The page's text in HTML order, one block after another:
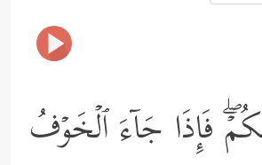
فَإِذَا جَاۤءَ ٱلۡخَوۡفُ